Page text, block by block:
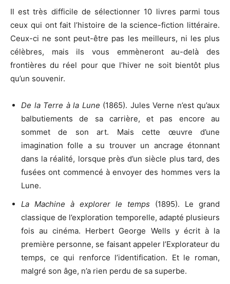
Il est très difficile de sélectionner 10 livres parmi tous
ceux qui ont fait l’histoire de la science-fiction littéraire.
Ceux-ci ne sont peut-être pas les meilleurs, ni les plus
célèbres, mais ils vous emmèneront au-delà des
frontières du réel pour que l’hiver ne soit bientôt plus
qu’un souvenir.
De la Terre à la Lune (1865). Jules Verne n’est qu’aux
balbutiements de sa carrière, et pas encore au
sommet de son art. Mais cette œuvre d’une
imagination folle a su trouver un ancrage étonnant
dans la réalité, lorsque près d’un siècle plus tard, des
fusées ont commencé à envoyer des hommes vers la
Lune.
La Machine à explorer le temps (1895). Le grand
classique de l’exploration temporelle, adapté plusieurs
fois au cinéma. Herbert George Wells y écrit à la
première personne, se faisant appeler l’Explorateur du
temps, ce qui renforce l’identification. Et le roman,
malgré son âge, n’a rien perdu de sa superbe.